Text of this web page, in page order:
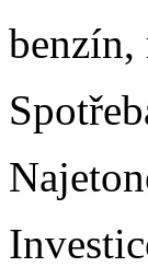
benzín,
Najeto